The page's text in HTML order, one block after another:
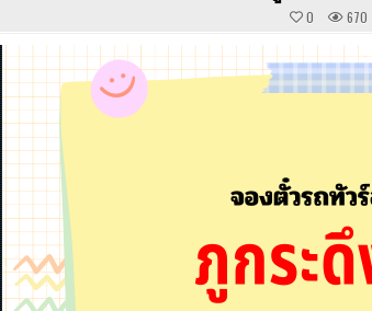
0 670